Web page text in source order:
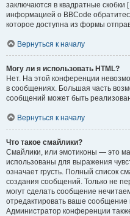
заключаются в квадратные скобки
информацией о BBCode
которое доступна из формы
Вернуться к началу
Могу ли я использовать HTML?
Нет. На этой конференции
в сообщениях. Большая часть
сообщений может быть
Вернуться к началу
Что такое смайлики?
Смайлики, или эмотиконы — это
использованы для выражения
означает грусть. Полный список
создания сообщений. Только не
могут сделать сообщение
отредактировать ваше сообщение
Администратор конференции